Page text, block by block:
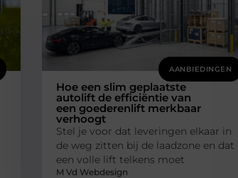
AANBIEDINGEN
Hoe een slim geplaatste
autolift de efficiëntie van
een goederenlift merkbaar
verhoogt
Stel je voor dat leveringen elkaar in
de weg zitten bij de laadzone en dat
een volle lift telkens moet
M Vd Webdesign